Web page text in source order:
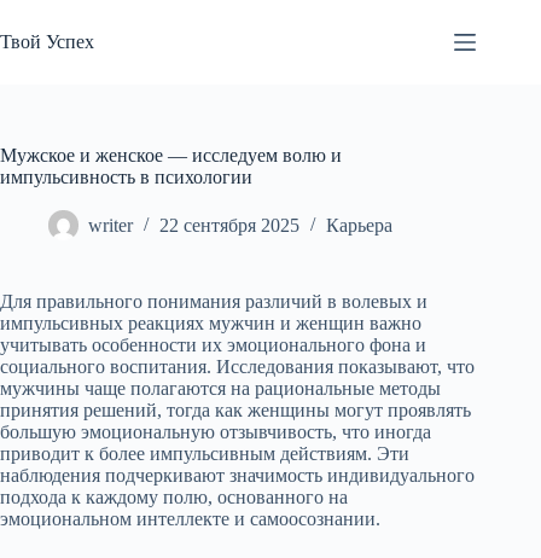
к
сути
Твой Успех
Мужское и женское — исследуем волю и
импульсивность в психологии
writer 22 сентября 2025 Карьера
Для правильного понимания различий в волевых и
импульсивных реакциях мужчин и женщин важно
учитывать особенности их эмоционального фона и
социального воспитания. Исследования показывают, что
мужчины чаще полагаются на рациональные методы
принятия решений, тогда как женщины могут проявлять
большую эмоциональную отзывчивость, что иногда
приводит к более импульсивным действиям. Эти
наблюдения подчеркивают значимость индивидуального
подхода к каждому полю, основанного на
эмоциональном интеллекте и самоосознании.